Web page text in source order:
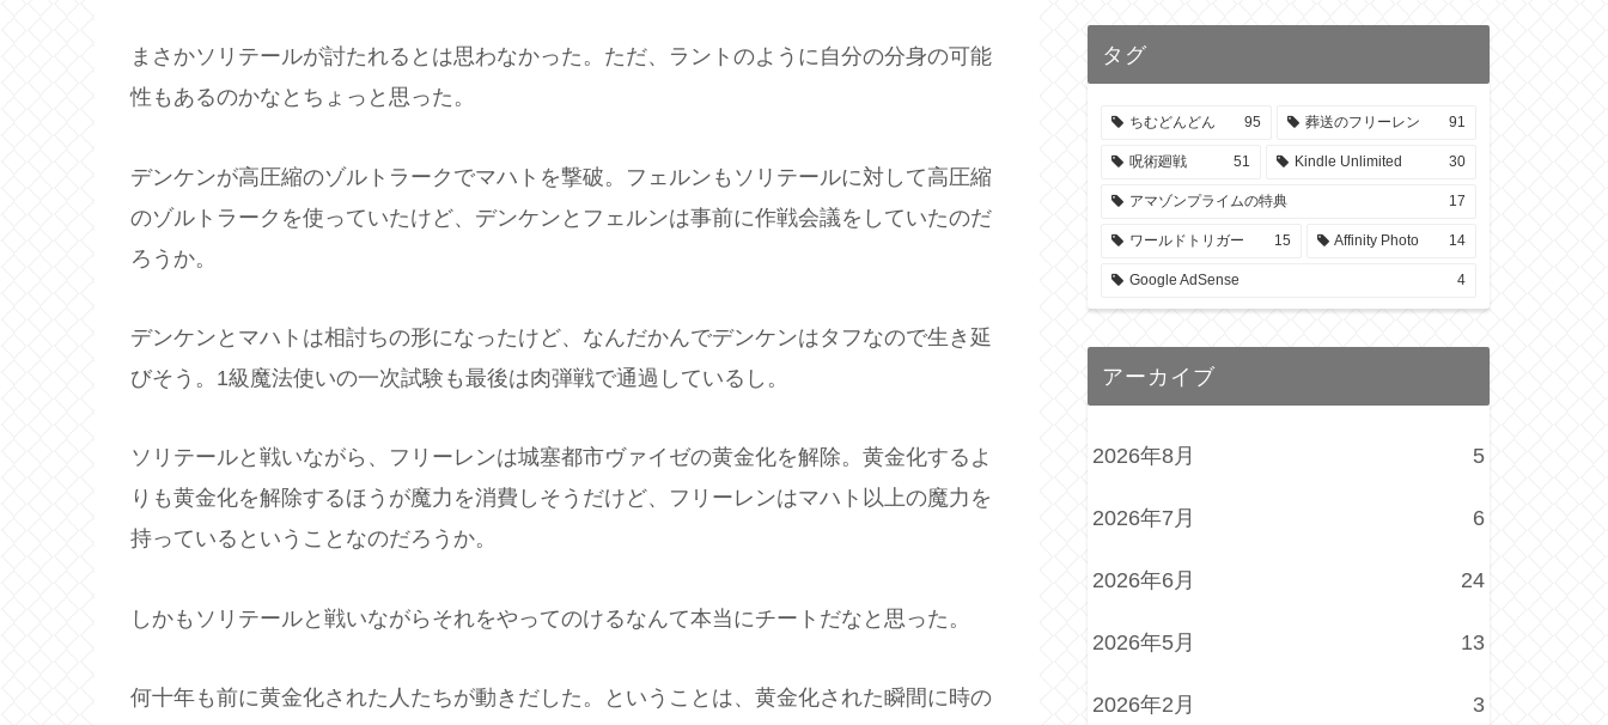
まさかソリテールが討たれるとは思わなかった。ただ、ラントのように自分の分身の可能
性もあるのかなとちょっと思った。
デンケンが高圧縮のゾルトラークでマハトを撃破。フェルンもソリテールに対して高圧縮
のゾルトラークを使っていたけど、デンケンとフェルンは事前に作戦会議をしていたのだ
ろうか。
デンケンとマハトは相討ちの形になったけど、なんだかんでデンケンはタフなので生き延
びそう。1級魔法使いの一次試験も最後は肉弾戦で通過しているし。
ソリテールと戦いながら、フリーレンは城塞都市ヴァイゼの黄金化を解除。黄金化するよ
りも黄金化を解除するほうが魔力を消費しそうだけど、フリーレンはマハト以上の魔力を
持っているということなのだろうか。
しかもソリテールと戦いながらそれをやってのけるなんて本当にチートだなと思った。
何十年も前に黄金化された人たちが動きだした。ということは、黄金化された瞬間に時の
タグ
ちむどんどん 95 葬送のフリーレン 91
呪術廻戦 51 Kindle Unlimited 30
アマゾンプライムの特典 17
ワールドトリガー 15 Affinity Photo 14
Google AdSense 4
アーカイブ
2026年8月 5
2026年7月 6
2026年6月 24
2026年5月 13
2026年2月 3